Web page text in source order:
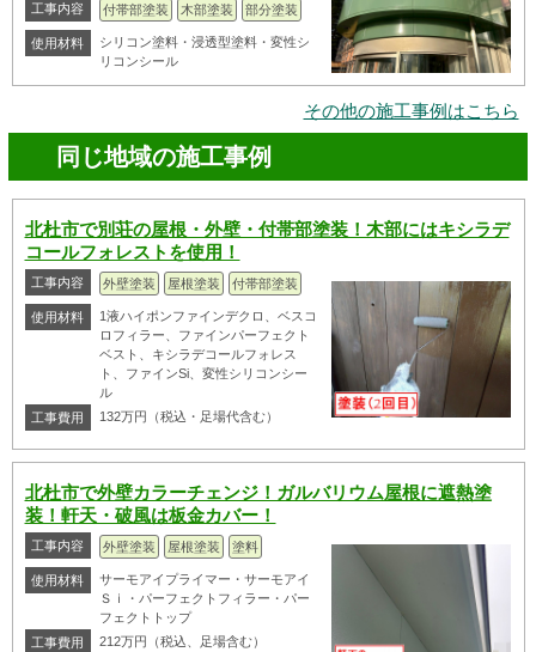
工事内容 付帯部塗装 木部塗装 部分塗装
使用材料
シリコン塗料・浸透型塗料・変性シ
リコンシール
その他の施工事例はこちら
同じ地域の施工事例
北杜市で別荘の屋根・外壁・付帯部塗装！木部にはキシラデ
コールフォレストを使用！
工事内容 外壁塗装 屋根塗装 付帯部塗装
使用材料
1液ハイポンファインデクロ、ベスコ
ロフィラー、ファインパーフェクト
ベスト、キシラデコールフォレス
ト、ファインSi、変性シリコンシー
ル
工事費用
132万円（税込・足場代含む）
北杜市で外壁カラーチェンジ！ガルバリウム屋根に遮熱塗
装！軒天・破風は板金カバー！
工事内容 外壁塗装 屋根塗装 塗料
使用材料
サーモアイプライマー・サーモアイ
Ｓｉ・パーフェクトフィラー・パー
フェクトトップ
工事費用
212万円（税込、足場含む）